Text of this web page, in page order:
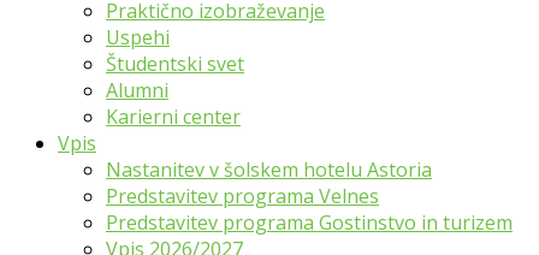
Praktično izobraževanje
Uspehi
Študentski svet
Alumni
Karierni center
Vpis
Nastanitev v šolskem hotelu Astoria
Predstavitev programa Velnes
Predstavitev programa Gostinstvo in turizem
Vpis 2026/2027